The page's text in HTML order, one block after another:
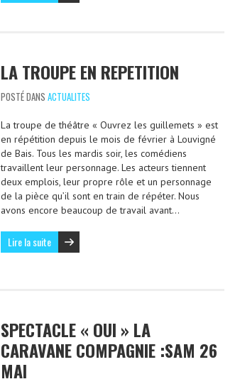
LA TROUPE EN REPETITION
POSTÉ DANS ACTUALITES
La troupe de théâtre « Ouvrez les guillemets » est
en répétition depuis le mois de février à Louvigné
de Bais. Tous les mardis soir, les comédiens
travaillent leur personnage. Les acteurs tiennent
deux emplois, leur propre rôle et un personnage
de la pièce qu’il sont en train de répéter. Nous
avons encore beaucoup de travail avant…
Lire la suite
SPECTACLE « OUI » LA
CARAVANE COMPAGNIE :SAM 26
MAI